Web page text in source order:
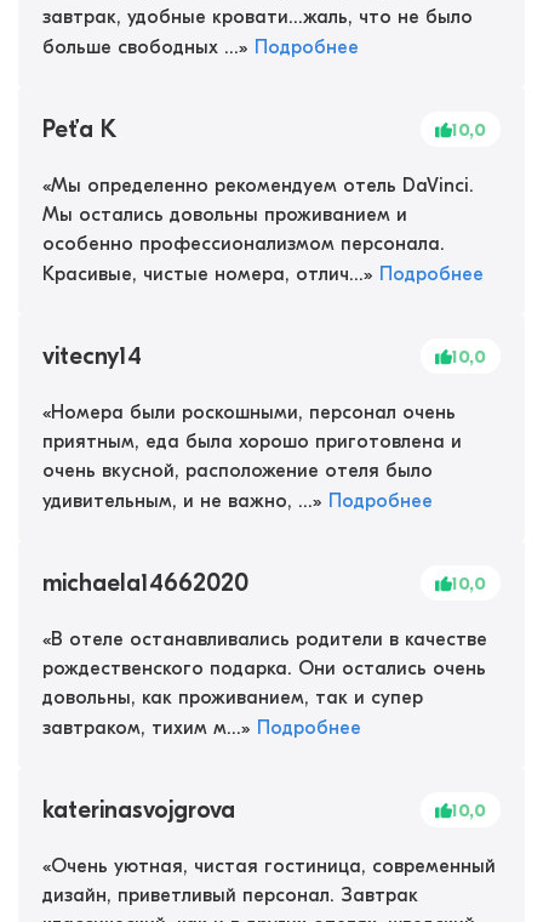
завтрак, удобные кровати...жаль, что не было
больше свободных ...» Подробнее
Peťa K 10,0
«Мы определенно рекомендуем отель DaVinci.
Мы остались довольны проживанием и
особенно профессионализмом персонала.
Красивые, чистые номера, отлич...» Подробнее
vitecny14 10,0
«Номера были роскошными, персонал очень
приятным, еда была хорошо приготовлена и
очень вкусной, расположение отеля было
удивительным, и не важно, ...» Подробнее
michaela14662020 10,0
«В отеле останавливались родители в качестве
рождественского подарка. Они остались очень
довольны, как проживанием, так и супер
завтраком, тихим м...» Подробнее
katerinasvojgrova 10,0
«Очень уютная, чистая гостиница, современный
дизайн, приветливый персонал. Завтрак